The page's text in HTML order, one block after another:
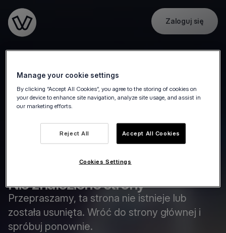
Zaloguj się
Nie znaleziono strony
Przepraszamy, ta strona nie istnieje lub
została usunięta. Wróć do strony głównej i
spróbuj ponownie.
Manage your cookie settings
By clicking “Accept All Cookies”, you agree to the storing of cookies on
your device to enhance site navigation, analyze site usage, and assist in
our marketing efforts.
Reject All Accept All Cookies
Cookies Settings